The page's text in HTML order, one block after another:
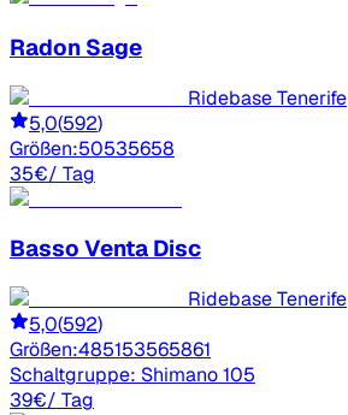
Radon Sage
Ridebase Tenerife
5,0(592)
Größen:50535658
35€/ Tag
Basso Venta Disc
Ridebase Tenerife
5,0(592)
Größen:485153565861
Schaltgruppe: Shimano 105
39€/ Tag